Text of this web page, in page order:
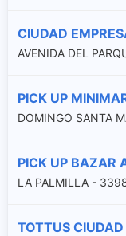
CIUDAD
AVENIDA DEL
PICK UP
DOMINGO SANTA
PICK UP BAZAR
LA PALMILLA -
TOTTUS